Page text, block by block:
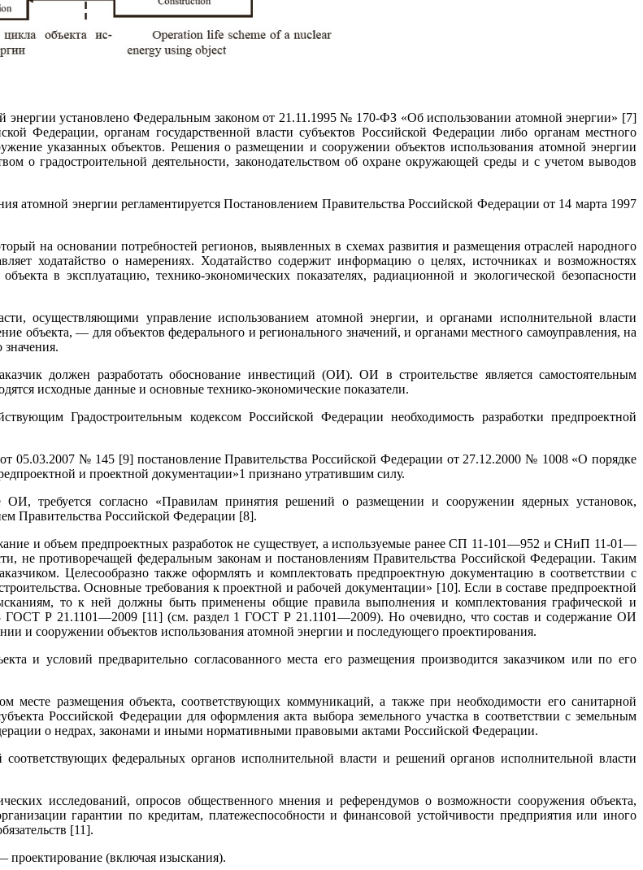
энергии установлено Федеральным законом от 21.11.1995 № 170-ФЗ «Об использовании атомной энергии» [7]
Федерации, органам государственной власти субъектов Российской Федерации либо органам местного
указанных объектов. Решения о размещении и сооружении объектов использования атомной энергии
о градостроительной деятельности, законодательством об охране окружающей среды и с учетом выводов
атомной энергии регламентируется Постановлением Правительства Российской Федерации от 14 марта 1997
на основании потребностей регионов, выявленных в схемах развития и размещения отраслей народного
ходатайство о намерениях. Ходатайство содержит информацию о целях, источниках и возможностях
в эксплуатацию, технико-экономических показателях, радиационной и экологической безопасности
осуществляющими управление использованием атомной энергии, и органами исполнительной власти
объекта, — для объектов федерального и регионального значений, и органами местного самоуправления, на
должен разработать обоснование инвестиций (ОИ). ОИ в строительстве является самостоятельным
исходные данные и основные технико-экономические показатели.
Градостроительным кодексом Российской Федерации необходимость разработки предпроектной
05.03.2007 № 145 [9] постановление Правительства Российской Федерации от 27.12.2000 № 1008 «О порядке
и проектной документации»1 признано утратившим силу.
требуется согласно «Правилам принятия решений о размещении и сооружении ядерных установок,
Правительства Российской Федерации [8].
и объем предпроектных разработок не существует, а используемые ранее СП 11-101—952 и СНиП 11-01—
не противоречащей федеральным законам и постановлениям Правительства Российской Федерации. Таким
Целесообразно также оформлять и комплектовать предпроектную документацию в соответствии с
Основные требования к проектной и рабочей документации» [10]. Если в составе предпроектной
то к ней должны быть применены общие правила выполнения и комплектования графической и
8 ГОСТ Р 21.1101—2009 [11] (см. раздел 1 ГОСТ Р 21.1101—2009). Но очевидно, что состав и содержание ОИ
и сооружении объектов использования атомной энергии и последующего проектирования.
и условий предварительно согласованного места его размещения производится заказчиком или по его
размещения объекта, соответствующих коммуникаций, а также при необходимости его санитарной
Российской Федерации для оформления акта выбора земельного участка в соответствии с земельным
о недрах, законами и иными нормативными правовыми актами Российской Федерации.
федеральных органов исполнительной власти и решений органов исполнительной власти
исследований, опросов общественного мнения и референдумов о возможности сооружения объекта,
гарантии по кредитам, платежеспособности и финансовой устойчивости предприятия или иного
[11].
(включая изыскания).